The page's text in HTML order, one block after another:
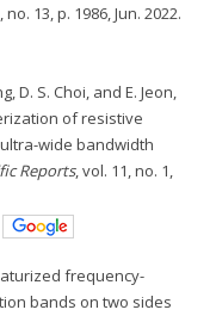
no. 13, p. 1986, Jun. 2022.
D. S. Choi, and E. Jeon,
of resistive
wide bandwidth
Reports, vol. 11, no. 1,
frequency-
bands on two sides